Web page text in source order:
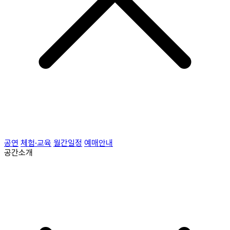
공연 체험·교육 월간일정 예매안내
공간소개